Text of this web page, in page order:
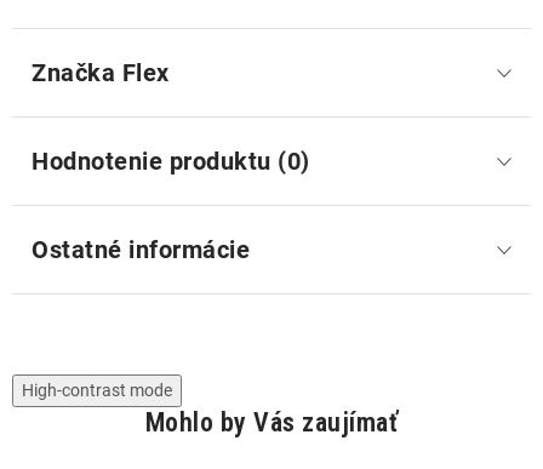
Značka Flex
Hodnotenie produktu (0)
Ostatné informácie
High-contrast mode
Mohlo by Vás zaujímať